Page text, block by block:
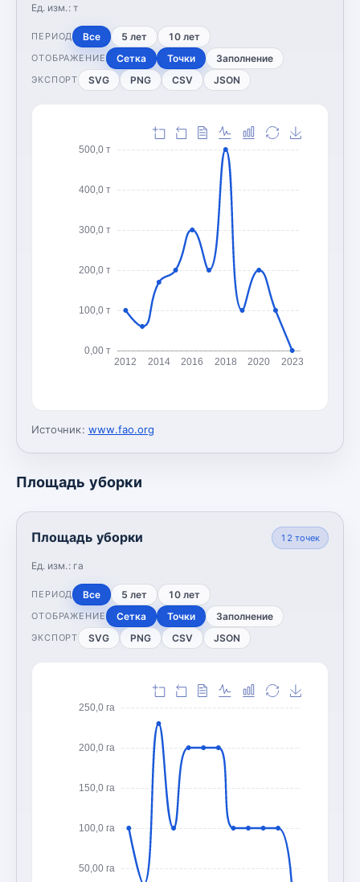
Ед. изм.: т
ПЕРИОД Все 5 лет 10 лет
ОТОБРАЖЕНИЕ Сетка Точки Заполнение
ЭКСПОРТ SVG PNG CSV JSON
0,00 т
100,0 т
200,0 т
300,0 т
400,0 т
500,0 т
2012 2014 2016 2018 2020 2023
Источник: www.fao.org
Площадь уборки
Площадь уборки
Ед. изм.: га
12 точек
ПЕРИОД Все 5 лет 10 лет
ОТОБРАЖЕНИЕ Сетка Точки Заполнение
ЭКСПОРТ SVG PNG CSV JSON
50,00 га
100,0 га
150,0 га
200,0 га
250,0 га